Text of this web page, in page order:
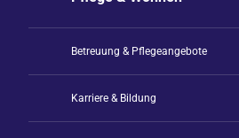
Betreuung & Pflegeangebote
Karriere & Bildung